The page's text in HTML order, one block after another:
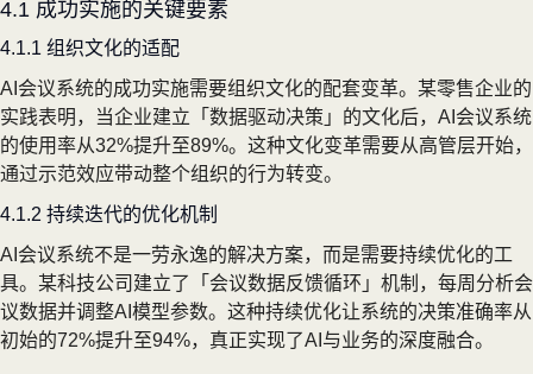
4.1 成功实施的关键要素
4.1.1 组织文化的适配
AI会议系统的成功实施需要组织文化的配套变革。某零售企业的
实践表明，当企业建立「数据驱动决策」的文化后，AI会议系统
的使用率从32%提升至89%。这种文化变革需要从高管层开始，
通过示范效应带动整个组织的行为转变。
4.1.2 持续迭代的优化机制
AI会议系统不是一劳永逸的解决方案，而是需要持续优化的工
具。某科技公司建立了「会议数据反馈循环」机制，每周分析会
议数据并调整AI模型参数。这种持续优化让系统的决策准确率从
初始的72%提升至94%，真正实现了AI与业务的深度融合。